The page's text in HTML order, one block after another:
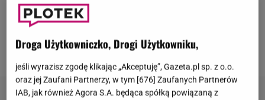
wyznaczoną datą ślubu. Co dziś słuchać u Danuty
zachwyca klasą i urodą?
Droga Użytkowniczko, Drogi Użytkowniku,
jeśli wyrazisz zgodę klikając „Akceptuję”, Gazeta.pl sp. z o.o.
oraz jej Zaufani Partnerzy, w tym [676] Zaufanych Partnerów
IAB, jak również Agora S.A. będąca spółką powiązaną z